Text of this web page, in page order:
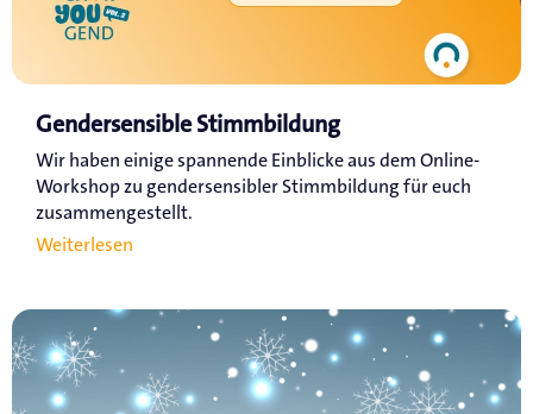
Gendersensible Stimmbildung
Wir haben einige spannende Einblicke aus dem Online-
Workshop zu gendersensibler Stimmbildung für euch
zusammengestellt.
Weiterlesen